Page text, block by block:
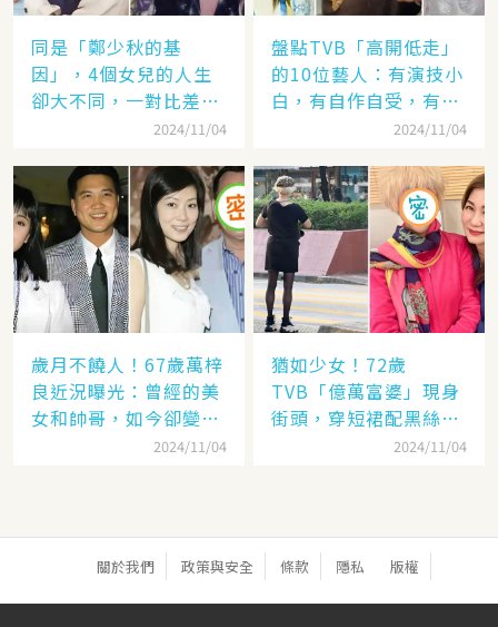
同是「鄭少秋的基
因」，4個女兒的人生
卻大不同，一對比差距
2024/11/04
盤點TVB「高開低走」
的10位藝人：有演技小
白，有自作自受，有遭
封殺，一手好牌打稀爛
2024/11/04
歲月不饒人！67歲萬梓
良近況曝光：曾經的美
女和帥哥，如今卻變成
了「美女和老爹」2024/11/04
猶如少女！72歲
TVB「億萬富婆」現身
街頭，穿短裙配黑絲太
撩人，網：看「背影」
2024/11/04
關於我們 政策與安全 條款 隱私 版權